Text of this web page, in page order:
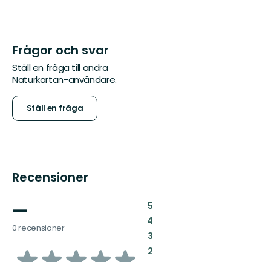
Frågor och svar
Ställ en fråga till andra
Naturkartan-användare.
Ställ en fråga
Recensioner
—
0 recensioner
5:
4:
3:
2: